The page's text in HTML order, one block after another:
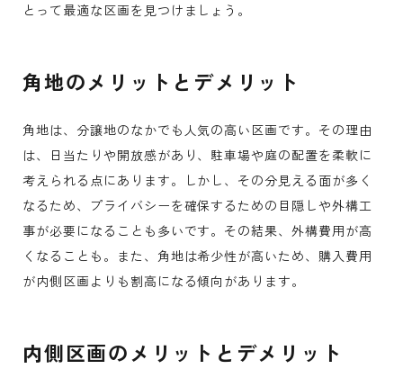
とって最適な区画を見つけましょう。
角地のメリットとデメリット
角地は、分譲地のなかでも人気の高い区画です。その理由
は、日当たりや開放感があり、駐車場や庭の配置を柔軟に
考えられる点にあります。しかし、その分見える面が多く
なるため、プライバシーを確保するための目隠しや外構工
事が必要になることも多いです。その結果、外構費用が高
くなることも。また、角地は希少性が高いため、購入費用
が内側区画よりも割高になる傾向があります。
内側区画のメリットとデメリット